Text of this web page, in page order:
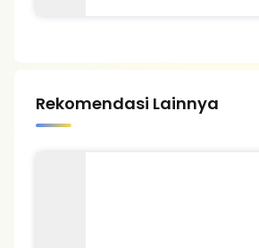
Rekomendasi Lainnya